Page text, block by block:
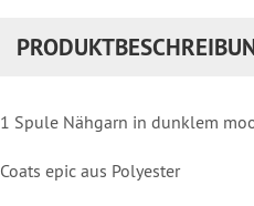
1 Spule Nähgarn in dunklem
Coats epic aus Polyester